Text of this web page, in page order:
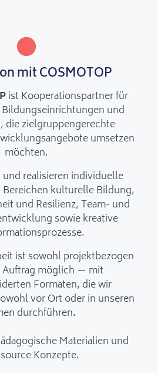
mit COSMOTOP
ist Kooperationspartner für
und
die zielgruppengerechte
umsetzen
möchten.
realisieren individuelle
Bereichen kulturelle Bildung,
und Resilienz, Team- und
sowie kreative
ist sowohl projektbezogen
Auftrag möglich — mit
Formaten, die wir
vor Ort oder in unseren
durchführen.
Materialien und
Konzepte.